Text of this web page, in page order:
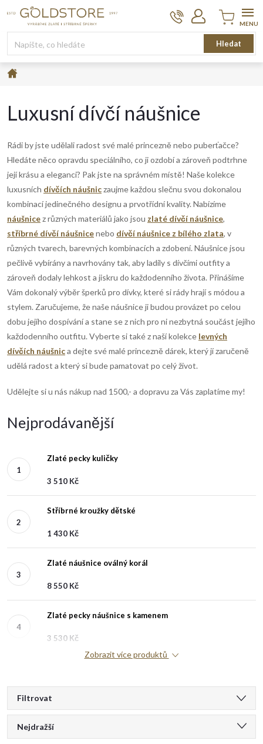
Hledat
Nákupní
košík
Luxusní dívčí náušnice
Rádi by jste udělali radost své malé princezně nebo puberťačce?
Hledáte něco opravdu speciálního, co ji ozdobí a zároveň podtrhne
její krásu a eleganci? Pak jste na správném místě! Naše kolekce
luxusních dívčích náušniczaujme každou slečnu svou dokonalou
kombinací jedinečného designu a prvotřídní kvality. Nabízíme
náušnicez různých materiálů jako jsou zlaté dívčí náušnice,
stříbrné dívčí náušnicenebo dívčí náušnice z bílého zlata, v
různých tvarech, barevných kombinacích a zdobení. Náušnice jsou
pečlivě vybírány a navrhovány tak, aby ladily s dívčími outfity a
zároveň dodaly lehkost a jiskru do každodenního života. Přinášíme
Vám dokonalý výběršperků pro dívky, které si rády hrají s módou a
stylem. Zaručujeme, že naše náušnice ji budou provázet po celou
dobu jejího dospívání a stane se z nich pro ni nezbytná součást jejího
každodenního outfitu. Vyberte si také z naší kolekce levných
dívčích náušnica dejte své malé princezně dárek, který jí zaručeně
udělá radost a který si bude pamatovat po celý život.
Udělejte si u nás nákup nad 1500,- a dopravu za Vás zaplatíme my!
Nejprodávanější
Zlaté pecky kuličky
3 510 Kč
Stříbrné kroužky dětské
1 430 Kč
Zlaté náušnice oválný korál
8 550 Kč
Zlaté pecky náušnice s kamenem
3 530 Kč
Zobrazit více produktů
Filtrovat
Ř
Nejdražší
V
ý